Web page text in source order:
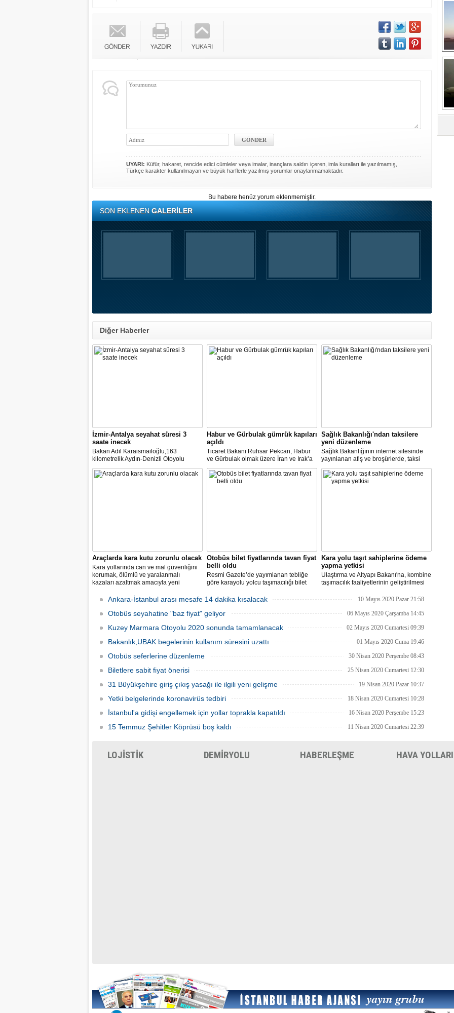
UYARI: Küfür, hakaret, rencide edici cümleler veya imalar, inançlara saldırı içeren, imla kuralları ile yazılmamış,
Türkçe karakter kullanılmayan ve büyük harflerle yazılmış yorumlar onaylanmamaktadır.
Bu habere henüz yorum eklenmemiştir.
SON EKLENENGALERİLER
Diğer Haberler
İzmir-Antalya seyahat süresi 3
saate inecek
Bakan Adil Karaismailoğlu,163
kilometrelik Aydın-Denizli Otoyolu
ayağının ihalesine 11 Haziran'da
çıkılacağını belirterek, "İzmir ile Antalya
Habur ve Gürbulak gümrük kapıları
açıldı
Ticaret Bakanı Ruhsar Pekcan, Habur
ve Gürbulak olmak üzere İran ve Irak’a
açılan gümrük kapılarının uluslararası
yük taşımacılığına yeniden açıldığını
duyurdu.
Sağlık Bakanlığı'ndan taksilere
yeni düzenleme
Sağlık Bakanlığının internet sitesinde
yayınlanan afiş ve broşürlerde, taksi
duraklarında uygulanması gereken
hijyen önlemleri ile şoför ve müşterilere
yönelik uyarılar yer aldı.
Araçlarda kara kutu zorunlu olacak
Kara yollarında can ve mal güvenliğini
korumak, ölümlü ve yaralanmalı
kazaları azaltmak amacıyla yeni
güvenlik sistemlerine ilişkin esaslar
Otobüs bilet fiyatlarında tavan fiyat
belli oldu
Resmi Gazete’de yayımlanan tebliğe
göre karayolu yolcu taşımacılığı bilet
kilometre mesafede taban yolcu
kilometre ve üzeri mesafede alınacak
Kara yolu taşıt sahiplerine ödeme
yapma yetkisi
Ulaştırma ve Altyapı Bakanı'na, kombine
taşımacılık faaliyetlerinin geliştirilmesi
kara yolu taşıtlarının sahiplerine döner
yetkisi verildi.
Ankara-İstanbul arası mesafe 14 dakika kısalacak 10 Mayıs 2020 Pazar 21:58
Otobüs seyahatine "baz fiyat" geliyor 06 Mayıs 2020 Çarşamba 14:45
Kuzey Marmara Otoyolu 2020 sonunda tamamlanacak 02 Mayıs 2020 Cumartesi 09:39
Bakanlık,UBAK begelerinin kullanım süresini uzattı 01 Mayıs 2020 Cuma 19:46
Otobüs seferlerine düzenleme 30 Nisan 2020 Perşembe 08:43
Biletlere sabit fiyat önerisi 25 Nisan 2020 Cumartesi 12:30
31 Büyükşehire giriş çıkış yasağı ile ilgili yeni gelişme 19 Nisan 2020 Pazar 10:37
Yetki belgelerinde koronavirüs tedbiri 18 Nisan 2020 Cumartesi 10:28
İstanbul'a gidişi engellemek için yollar toprakla kapatıldı 16 Nisan 2020 Perşembe 15:23
15 Temmuz Şehitler Köprüsü boş kaldı 11 Nisan 2020 Cumartesi 22:39
LOJİSTİK DEMİRYOLU HABERLEŞME HAVA YOLLARI